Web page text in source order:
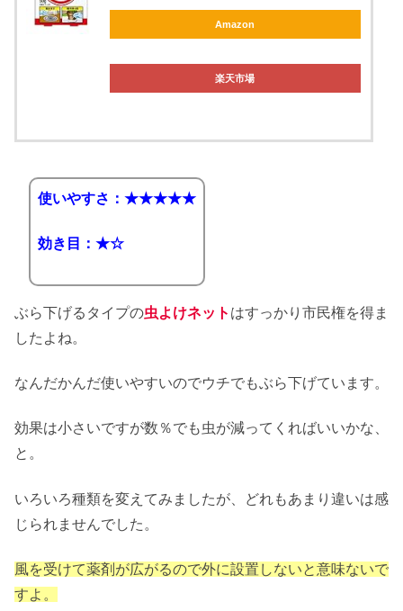
Amazon
楽天市場
使いやすさ：★★★★★
効き目：★☆
ぶら下げるタイプの虫よけネット はすっかり市民権を得ま
したよね。
なんだかんだ使いやすいのでウチでもぶら下げています。
効果は小さいですが数％でも虫が減ってくればいいかな、
と。
いろいろ種類を変えてみましたが、どれもあまり違いは感
じられませんでした。
風を受けて薬剤が広がるので外に設置しないと意味ないで
すよ。